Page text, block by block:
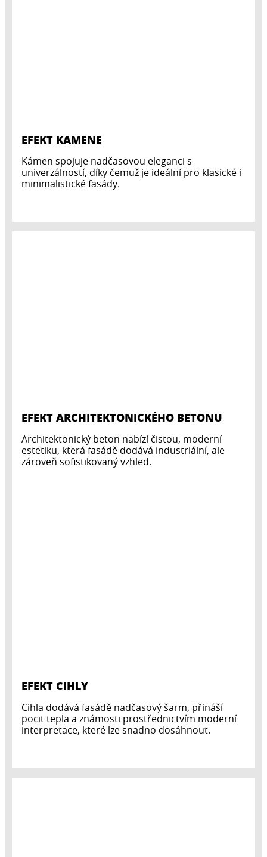
EFEKT KAMENE
Kámen spojuje nadčasovou eleganci s
univerzálností, díky čemuž je ideální pro klasické i
minimalistické fasády.
EFEKT ARCHITEKTONICKÉHO BETONU
Architektonický beton nabízí čistou, moderní
estetiku, která fasádě dodává industriální, ale
zároveň sofistikovaný vzhled.
EFEKT CIHLY
Cihla dodává fasádě nadčasový šarm, přináší
pocit tepla a známosti prostřednictvím moderní
interpretace, které lze snadno dosáhnout.